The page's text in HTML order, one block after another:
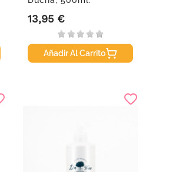
Precio
13,95 €
Añadir Al Carrito